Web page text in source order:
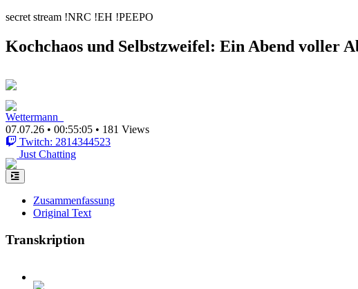
secret stream !NRC !EH !PEEPO
Kochchaos und Selbstzweifel: Ein Abend voller
Wettermann_
07.07.26 • 00:55:05 • 181 Views
Twitch: 2814344523
Just Chatting
Zusammenfassung
Original Text
Transkription